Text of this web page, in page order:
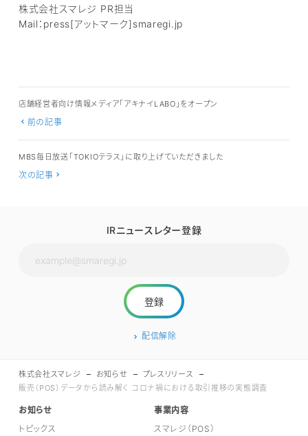
株式会社スマレジ PR担当
Mail：press[アットマーク]smaregi.jp
店舗経営者向け情報メディア「アキナイLABO」をオープン
前の記事
MBS毎日放送「TOKIOテラス」に取り上げていただきました
次の記事
IRニュースレター登録
配信解除
株式会社スマレジ お知らせ
プレスリリース
販売（POS）データから読み解く コロナ禍における取引推移の実態調査
お知らせ
トピックス
事業内容
スマレジ（POS）